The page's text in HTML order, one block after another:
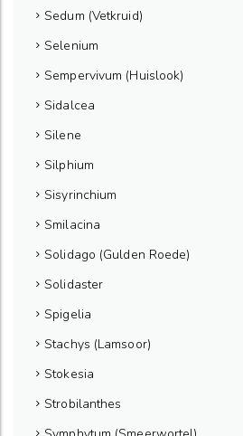
Sedum (Vetkruid)
Selenium
Sempervivum (Huislook)
Sidalcea
Silene
Silphium
Sisyrinchium
Smilacina
Solidago (Gulden Roede)
Solidaster
Spigelia
Stachys (Lamsoor)
Stokesia
Strobilanthes